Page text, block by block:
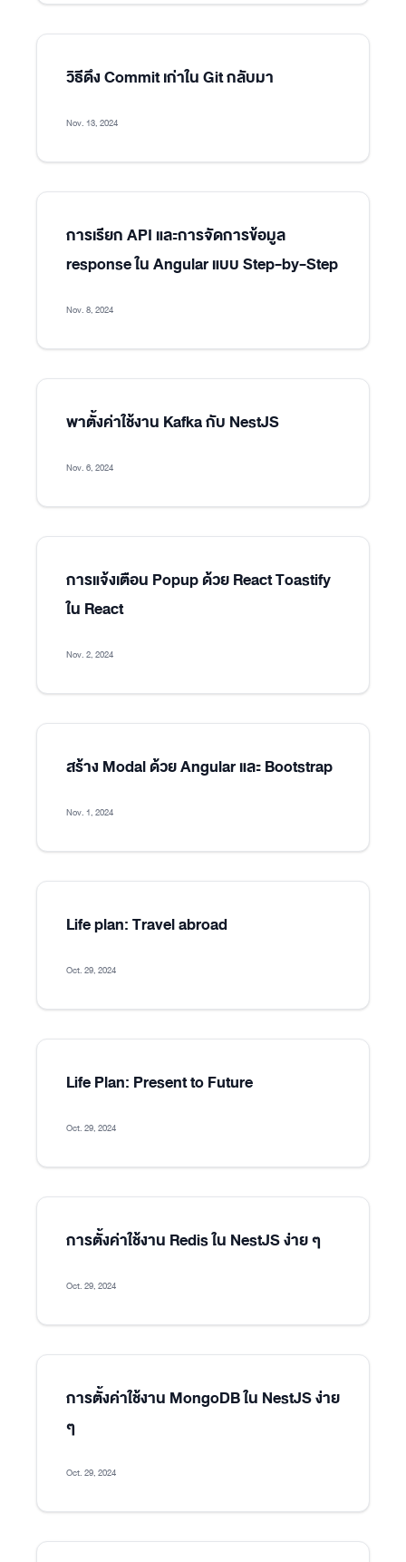
วิธีดึง Commit เก่าใน Git กลับมา
Nov. 13, 2024
การเรียก API และการจัดการข้อมูล
response ใน Angular แบบ Step-by-Step
Nov. 8, 2024
พาตั้งค่าใช้งาน Kafka กับ NestJS
Nov. 6, 2024
การแจ้งเตือน Popup ด้วย React Toastify
ใน React
Nov. 2, 2024
สร้าง Modal ด้วย Angular และ Bootstrap
Nov. 1, 2024
Life plan: Travel abroad
Oct. 29, 2024
Life Plan: Present to Future
Oct. 29, 2024
การตั้งค่าใช้งาน Redis ใน NestJS ง่าย ๆ
Oct. 29, 2024
การตั้งค่าใช้งาน MongoDB ใน NestJS ง่าย
ๆ
Oct. 29, 2024